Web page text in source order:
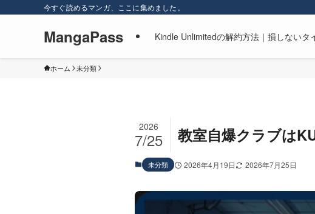
今すぐ読めるマンガ、ここに集めました。
MangaPass Kindle Unlimitedの解約方法｜損しないタ
ホーム 未分類
教室自爆クラブは
2026
7/25
未分類 2026年4月19日 2026年7月25日